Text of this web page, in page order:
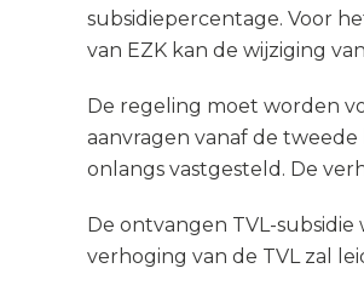
subsidiepercentage. Voor
van EZK kan de wijziging
De regeling moet worden
aanvragen vanaf de
onlangs vastgesteld. De
De ontvangen TVL-
verhoging van de TVL zal